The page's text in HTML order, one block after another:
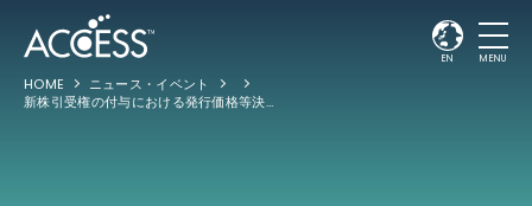
EN MENU
HOME
ニュース・イベント
新株引受権の付与における発行価格等決定のお知らせ